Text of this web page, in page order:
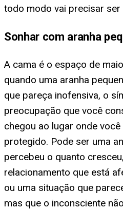
todo modo vai precisar ser
Sonhar com aranha
A cama é o espaço de
quando uma aranha
que pareça inofensiva, o
preocupação que você
chegou ao lugar onde
protegido. Pode ser uma
percebeu o quanto
relacionamento que está
ou uma situação que
mas que o inconsciente